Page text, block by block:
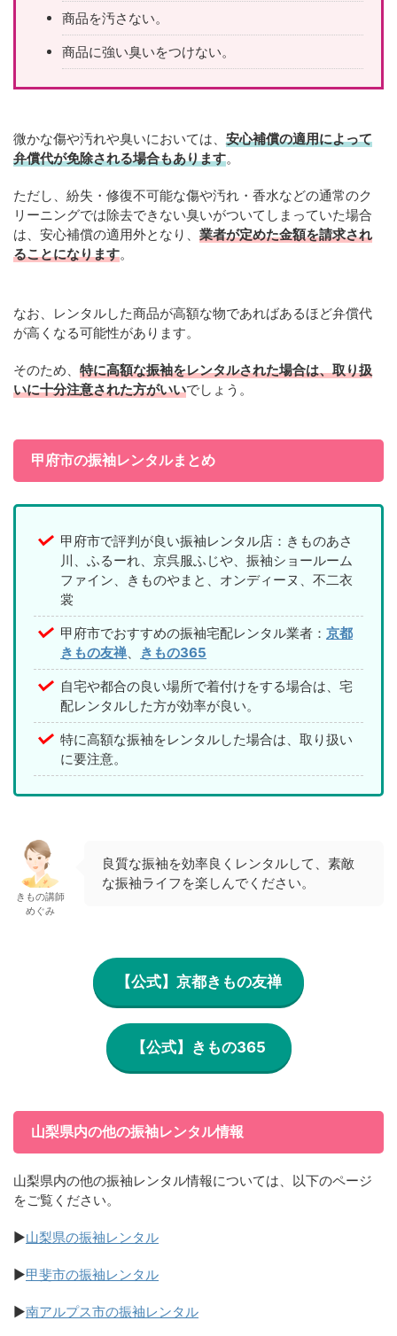
商品を汚さない。
商品に強い臭いをつけない。
微かな傷や汚れや臭いにおいては、 安心補償の適用によって
弁償代が免除される場合もあります。
ただし、紛失・修復不可能な傷や汚れ・香水などの通常のク
リーニングでは除去できない臭いがついてしまっていた場合
は、安心補償の適用外となり、 業者が定めた金額を請求され
ることになります。
なお、レンタルした商品が高額な物であればあるほど弁償代
が高くなる可能性があります。
そのため、 特に高額な振袖をレンタルされた場合は、取り扱
いに十分注意された方がいいでしょう。
甲府市の振袖レンタルまとめ
甲府市で評判が良い振袖レンタル店：きものあさ
川、ふるーれ、京呉服ふじや、振袖ショールーム
ファイン、きものやまと、オンディーヌ、不二衣
裳
甲府市でおすすめの振袖宅配レンタル業者： 京都
きもの友禅
きもの365
自宅や都合の良い場所で着付けをする場合は、宅
配レンタルした方が効率が良い。
特に高額な振袖をレンタルした場合は、取り扱い
に要注意。
きもの講師
めぐみ
良質な振袖を効率良くレンタルして、素敵
な振袖ライフを楽しんでください。
【公式】京都きもの友禅
【公式】きもの365
山梨県内の他の振袖レンタル情報
山梨県内の他の振袖レンタル情報については、以下のページ
をご覧ください。
▶山梨県の振袖レンタル
▶甲斐市の振袖レンタル
▶南アルプス市の振袖レンタル